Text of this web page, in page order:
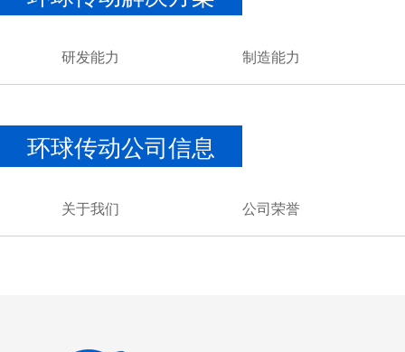
研发能力 制造能力
环球传动公司信息
关于我们 公司荣誉